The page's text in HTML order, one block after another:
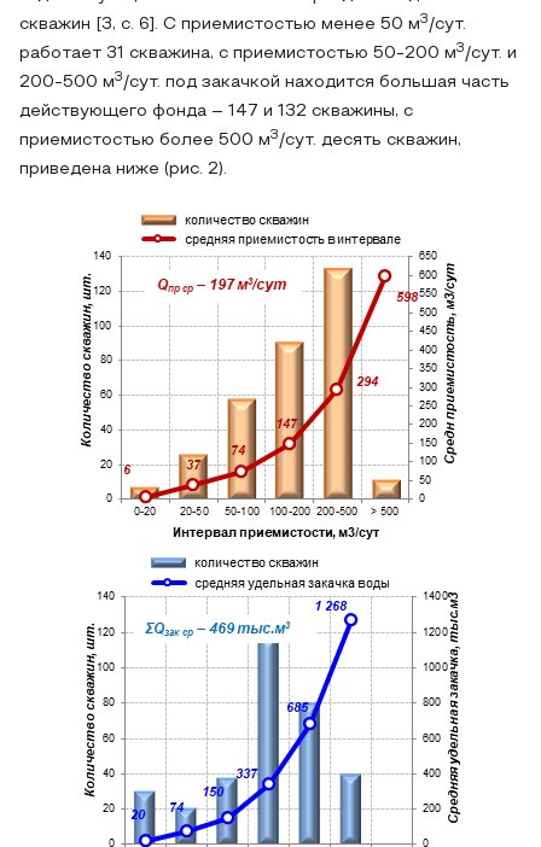
скважин [3, с. 6]. С приемистостью менее 50 м3 /сут.
работает 31 скважина, с приемистостью 50-200 м3 /сут. и
200-500 м3 /сут. под закачкой находится большая часть
действующего фонда – 147 и 132 скважины, с
приемистостью более 500 м3 /сут. десять скважин,
приведена ниже (рис. 2).